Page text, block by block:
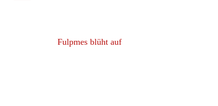
Fulpmes blüht auf